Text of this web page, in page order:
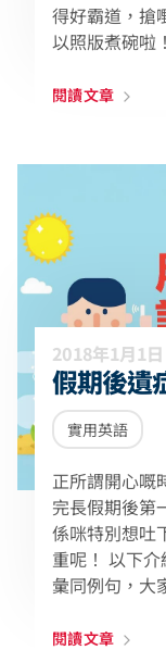
得好霸道，搶
以照版煮碗啦！
閱讀文章
2018年1月1日
假期後遺
實用英語
正所謂開心嘅
完長假期後第
係咪特別想吐
重呢！ 以下
彙同例句，大
閱讀文章